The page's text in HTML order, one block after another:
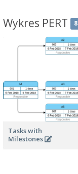
Wykres PERT 8
Tasks with
Milestones